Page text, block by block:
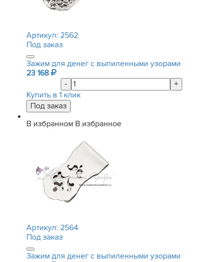
Артикул: 2562
Под заказ
Зажим для денег с выпиленными узорами
23 168
-
+
Купить в 1 клик
В избранном В избранное
Артикул: 2564
Под заказ
Зажим для денег с выпиленными узорами